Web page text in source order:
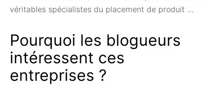
véritables spécialistes du placement de produit …
Pourquoi les blogueurs
intéressent ces
entreprises ?